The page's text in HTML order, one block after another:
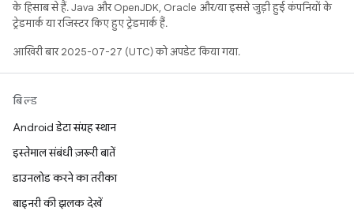
के हिसाब से हैं. Java और OpenJDK, Oracle और/या इससे जुड़ी हुई कंपनियों के
ट्रेडमार्क या रजिस्टर किए हुए ट्रेडमार्क हैं.
आखिरी बार 2025-07-27 (UTC) को अपडेट किया गया.
बिल्ड
Android डेटा संग्रह स्थान
इस्तेमाल संबंधी ज़रूरी बातें
डाउनलोड करने का तरीका
बाइनरी की झलक देखें